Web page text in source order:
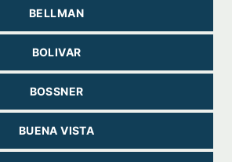
BELLMAN
BOLIVAR
BOSSNER
BUENA VISTA